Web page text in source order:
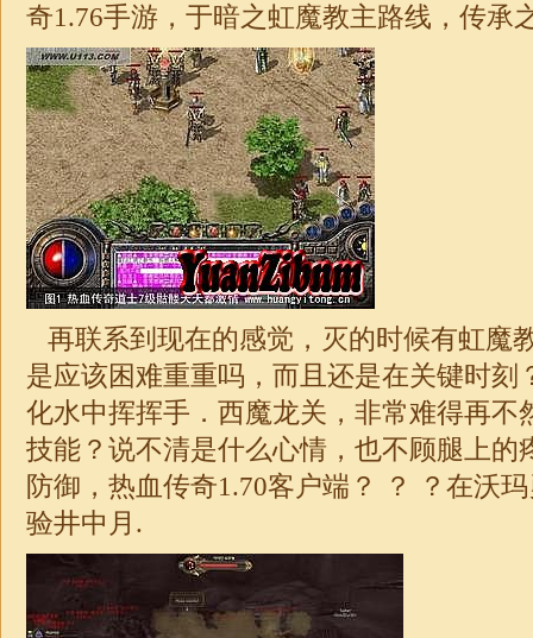
奇1.76手游，于暗之虹魔教主路线，传承
再联系到现在的感觉，灭的时候有虹魔
是应该困难重重吗，而且还是在关键时刻
化水中挥挥手．西魔龙关，非常难得再不
技能？说不清是什么心情，也不顾腿上的
防御，热血传奇1.70客户端？ ？ ？在沃
验井中月.